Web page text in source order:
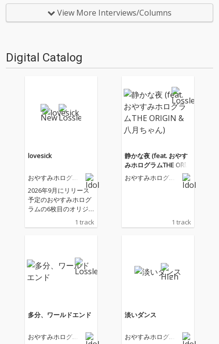
イベント「打奏驚蛇」が新宿MA
RZで開催されました。OTOTOY
では、おやすみホログラム、貝
ベント「打奏驚蛇」が新宿MAR
Zで開催されました。OTOTOY
では、おやすみホログラム、ナ
View More Interviews/Columns
Digital Catalog
lovesick
おやすみホログラ
2026年9月にリリース
予定のおやすみホログ
ラムの6枚目のオリジ
ナルアルバム「PAPER
MOON CLUB」からの
ミルが中心となって制
作された曲で主に歌詞
をカナミルが、作曲を
た面が伺える。
1 track
静かな夜 (feat. おやす
みホログラムTHE ORIG
IN & 八月ちゃん)
おやすみホログラ
1 track
多分、ワールドエンド
おやすみホログラ
淡いダンス
おやすみホログラ